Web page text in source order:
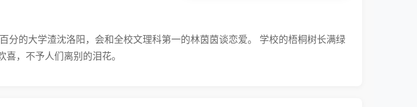
分的大学渣沈洛阳，会和全校文理科第一的林茵茵谈恋爱。 学校的梧桐树长满绿
，不予人们离别的泪花。